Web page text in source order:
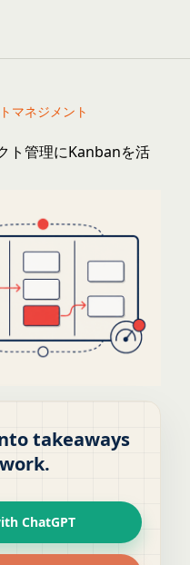
マネジメント
ト管理にKanbanを活
takeaways
ChatGPT